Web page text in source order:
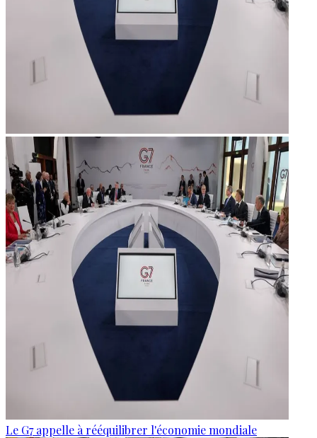
Le G7 appelle à rééquilibrer l'économie mondiale